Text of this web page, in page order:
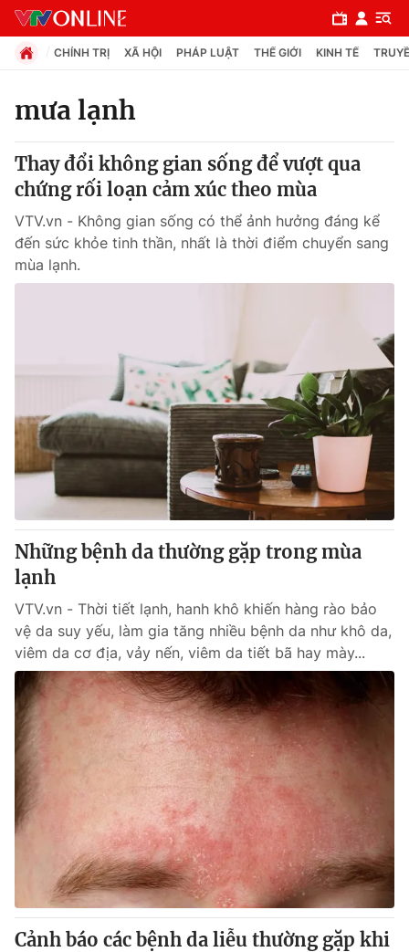
Chuyên mục
Chính trị
Xã hội
Pháp luật
Tin tức
Thế giới đó đây
Câu chuyện quốc tế
Kinh tế
Tài chính
Thị trường
Góc doanh nghiệp
Dữ liệu và đời sống
Truyền hình
Phim VTV
Hậu trường
Nhân vật
Khán giả
Giải sao mai
Giải trí
Điện ảnh
Âm nhạc
Sao
Đời sống
Du lịch
Làm đẹp
Chất lượng cuộc sống
Giáo dục
Tuyển sinh
Học trực tuyến
Công nghệ
Hitech Công nghệ tương lai
Sản phẩm
Thị trường
Tư vấn
Giao lưu trực tuyến
Lịch phát sóng
Chuyên mục khác
CHÍNH TRỊ XÃ HỘI PHÁP LUẬT THẾ GIỚI KINH TẾ
mưa lạnh
Thay đổi không gian sống để vượt qua
chứng rối loạn cảm xúc theo mùa
VTV.vn - Không gian sống có thể ảnh hưởng đáng kể
đến sức khỏe tinh thần, nhất là thời điểm chuyển sang
mùa lạnh.
Những bệnh da thường gặp trong mùa
lạnh
VTV.vn - Thời tiết lạnh, hanh khô khiến hàng rào bảo
vệ da suy yếu, làm gia tăng nhiều bệnh da như khô da,
viêm da cơ địa, vảy nến, viêm da tiết bã hay mày...
Cảnh báo các bệnh da liễu thường gặp khi